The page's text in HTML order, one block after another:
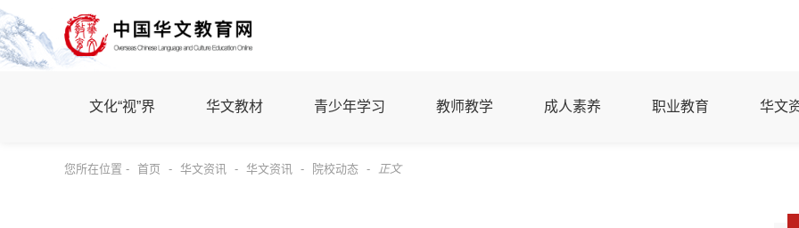
文化“视”界 华文教材 青少年学习 教师教学 成人素养 职业教育 华文
您所在位置 - 首页 - 华文资讯 - 华文资讯 - 院校动态 - 正文